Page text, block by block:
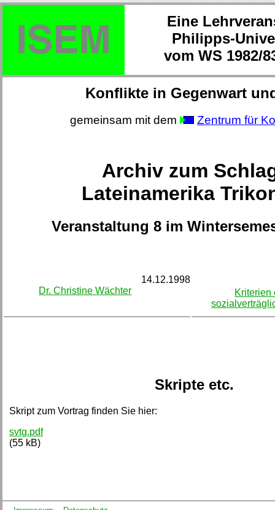
Eine
Philipps-
vom WS 1982/
Konflikte in Gegenwart
gemeinsam mit dem Zentrum für
Archiv zum
Lateinamerika
Veranstaltung 8 im
14.12.1998
Dr. Christine Wächter
Kriterien
Skripte etc.
Skript zum Vortrag finden Sie hier:
svtg.pdf
(55 kB)